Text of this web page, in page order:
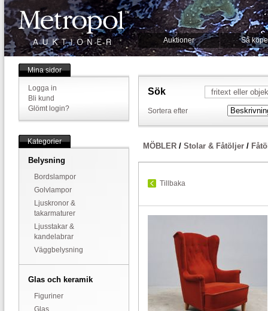
Auktioner Så
Mina sidor
Logga in
Bli kund
Glömt login?
Kategorier
Belysning
Bordslampor
Golvlampor
Ljuskronor &
takarmaturer
Ljusstakar &
kandelabrar
Väggbelysning
Glas och keramik
Figuriner
Glas
Sök
Sortera efter
MÖBLER / Stolar & Fåtöljer /
Tillbaka